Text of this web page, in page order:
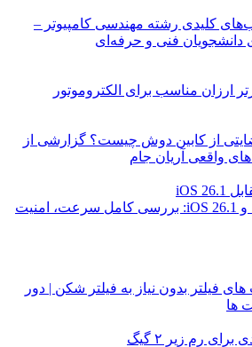
کلیدی رشته مهندسی کامپیوتر –
دانشجویان فنی و حرفه‌ای
ارزان مناسب برای الکتروموتور
از کابین دوش چیست؟ گزارشی از
واقعی آریان جام
مقایسه اندروید 16 و iOS 26.1: بررسی کامل سرعت، امنیت
فیلتر بدون نیاز به فیلتر شکن | دور
ها